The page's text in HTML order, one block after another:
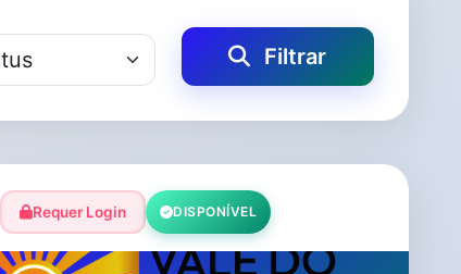
Filtrar
Requer Login DISPONÍVEL